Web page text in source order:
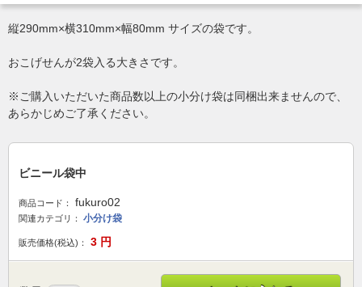
縦290mm×横310mm×幅80mm サイズの袋です。
おこげせんが2袋入る大きさです。
※ご購入いただいた商品数以上の小分け袋は同梱出来ませんので、
あらかじめご了承ください。
ビニール袋中
商品コード： fukuro02
関連カテゴリ： 小分け袋
販売価格(税込)： 3 円